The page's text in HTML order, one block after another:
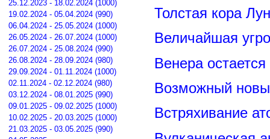
25.12.2023 - 18.02.2024 (1000)
19.02.2024 - 05.04.2024 (990)
06.04.2024 - 25.05.2024 (1000)
26.05.2024 - 26.07.2024 (1000)
26.07.2024 - 25.08.2024 (990)
26.08.2024 - 28.09.2024 (980)
29.09.2024 - 01.11.2024 (1000)
02.11.2024 - 02.12.2024 (980)
03.12.2024 - 08.01.2025 (990)
09.01.2025 - 09.02.2025 (1000)
10.02.2025 - 20.03.2025 (1000)
21.03.2025 - 03.05.2025 (990)
Толстая кора
Величайшая
Венера
Возможный
Встряхивание